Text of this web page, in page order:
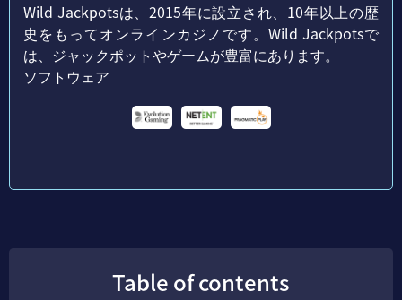
Wild Jackpotsは、2015年に設立され、10年以上の歴
史をもってオンラインカジノです。Wild Jackpotsで
は、ジャックポットやゲームが豊富にあります。
ソフトウェア
Table of contents